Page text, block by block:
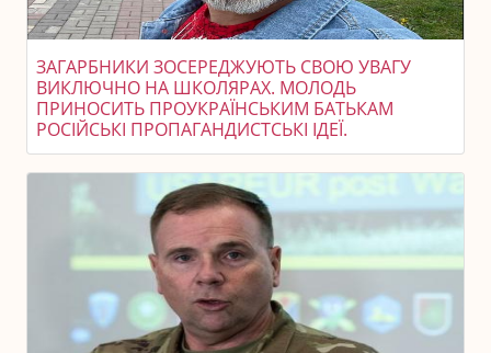
ЗАГАРБНИКИ ЗОСЕРЕДЖУЮТЬ СВОЮ УВАГУ
ВИКЛЮЧНО НА ШКОЛЯРАХ. МОЛОДЬ
ПРИНОСИТЬ ПРОУКРАЇНСЬКИМ БАТЬКАМ
РОСІЙСЬКІ ПРОПАГАНДИСТСЬКІ ІДЕЇ.